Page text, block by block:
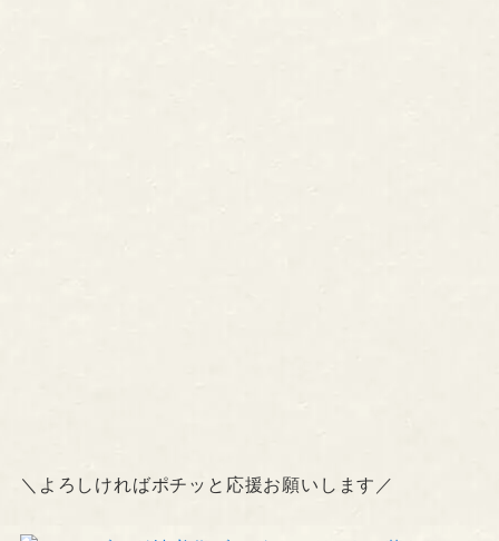
＼よろしければポチッと応援お願いします／